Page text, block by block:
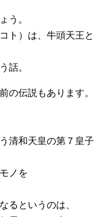
う。
ト）は、牛頭天王と
話。
の伝説もあります。
清和天皇の第７皇子
ノを
るというのは、